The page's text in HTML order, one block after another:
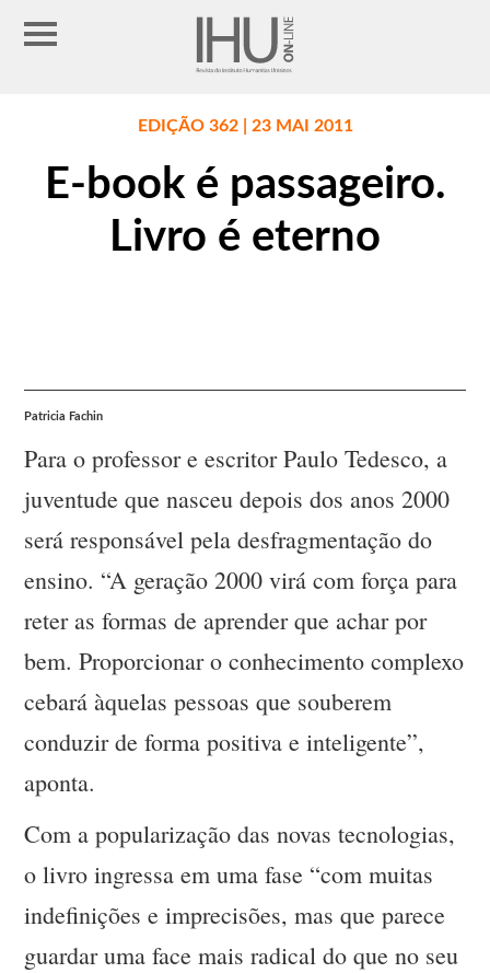
EDIÇÃO 362 | 23 MAI 2011
E-book é passageiro.
Livro é eterno
Patricia Fachin
Para o professor e escritor Paulo Tedesco, a
juventude que nasceu depois dos anos 2000
será responsável pela desfragmentação do
ensino. “A geração 2000 virá com força para
reter as formas de aprender que achar por
bem. Proporcionar o conhecimento complexo
cebará àquelas pessoas que souberem
conduzir de forma positiva e inteligente”,
aponta.
Com a popularização das novas tecnologias,
o livro ingressa em uma fase “com muitas
indefinições e imprecisões, mas que parece
guardar uma face mais radical do que no seu